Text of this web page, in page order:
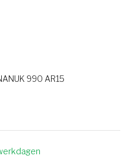
990 AR15